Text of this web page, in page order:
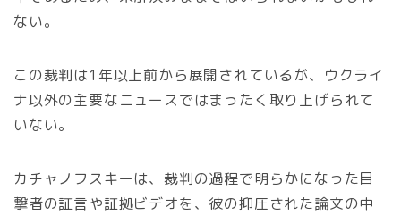
ない。
この裁判は1年以上前から展開されているが、ウクライ
ナ以外の主要なニュースではまったく取り上げられて
いない。
カチャノフスキーは、裁判の過程で明らかになった目
撃者の証言や証拠ビデオを、彼の抑圧された論文の中